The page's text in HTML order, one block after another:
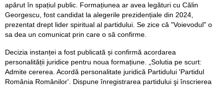
apărut în spațiul public. Formațiunea ar avea legături cu Călin
Georgescu, fost candidat la alegerile prezidențiale din 2024,
prezentat drept lider spiritual al partidului. Se zice că "Voievodul" o
sa dea un comunicat prin care o să confirme.
Decizia instanței a fost publicată și confirmă acordarea
personalității juridice pentru noua formațiune. „Solutia pe scurt:
Admite cererea. Acordă personalitate juridică Partidului 'Partidul
România Românilor'. Dispune înregistrarea partidului şi înscrierea